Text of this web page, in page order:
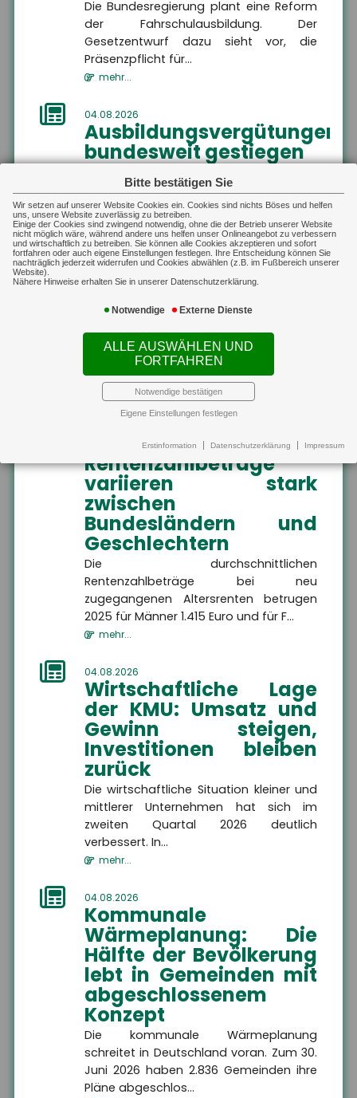
Die Bundesregierung plant eine Reform
der Fahrschulausbildung. Der
Gesetzentwurf dazu sieht vor, die
Präsenzpflicht für...
mehr...
04.08.2026
Ausbildungsvergütungen
bundesweit gestiegen
Ausbildungsvergütungen sind im
Ausbildungsjahr 2025/26 im Schnitt um
3,9 Prozent gestiegen. In vi...
mehr...
04.08.2026
Bildungsfaktor
Klimaanlagen zu Hause verbessern
Schulerfolge ? aber nicht für alle. Die
Verfügbarkeit von Klimaanlagen in
Wohnungen be...
mehr...
Rentenzahlbeträge
variieren stark
zwischen
Bundesländern und
Geschlechtern
Die durchschnittlichen
Rentenzahlbeträge bei neu
zugegangenen Altersrenten betrugen
2025 für Männer 1.415 Euro und für F...
mehr...
04.08.2026
Wirtschaftliche Lage
der KMU: Umsatz und
Gewinn steigen,
Investitionen bleiben
zurück
Die wirtschaftliche Situation kleiner und
mittlerer Unternehmen hat sich im
zweiten Quartal 2026 deutlich
verbessert. In...
mehr...
04.08.2026
Kommunale
Wärmeplanung: Die
Hälfte der Bevölkerung
lebt in Gemeinden mit
abgeschlossenem
Konzept
Die kommunale Wärmeplanung
schreitet in Deutschland voran. Zum 30.
Juni 2026 haben 2.836 Gemeinden ihre
Pläne abgeschlos...
Bitte bestätigen Sie
Wir setzen auf unserer Website Cookies ein. Cookies sind nichts Böses und helfen
uns, unsere Website zuverlässig zu betreiben.
Einige der Cookies sind zwingend notwendig, ohne die der Betrieb unserer Website
nicht möglich wäre, während andere uns helfen unser Onlineangebot zu verbessern
und wirtschaftlich zu betreiben. Sie können alle Cookies akzeptieren und sofort
fortfahren oder auch eigene Einstellungen festlegen. Ihre Entscheidung können Sie
nachträglich jederzeit widerrufen und Cookies abwählen (z.B. im Fußbereich unserer
Website).
Nähere Hinweise erhalten Sie in unserer Datenschutzerklärung.
Notwendige Externe Dienste
ALLE AUSWÄHLEN UND
FORTFAHREN
Notwendige bestätigen
Eigene Einstellungen festlegen
Erstinformation Datenschutzerklärung Impressum
Gewerbliche Sachversicherung schützt sowohl den
Unternehmer als auch
seine gesetzlichen
Vertreter vor den
finanziellen Folgen der
beruflichen Haftung,
indem sie eine gestellte
ablehnt oder berechtigte
Ansprüche im Rahmen
des vereinbarten
Deckungsumfangs
reguliert.
MEHR
Gewerbliche Sachversicherung Sach-Gewerbe
Sach-Gewerbe
Auf dieser Landingpage finden
Sie Informationen zur
Inhaltsversicherung,
Betriebsgebäudeversicherung,
Transportversicherung und
technischen Versicherungen.
MEHR
Altersvorsorge
Hier finden Sie alle
Informationen dazu, wie
Sie Ihren Ruhestand
finanziell absichern
MEHR
Wir sind gerne für Sie da
HSH Versicherungsmakler
GmbH
Am Wasserlauf 5
07333 Unterwellenborn
+49 3671 6743-0
+49 3671 6743-22
info@hsh24.de